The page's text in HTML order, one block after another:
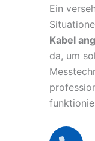
Ein
Kabel
da, um